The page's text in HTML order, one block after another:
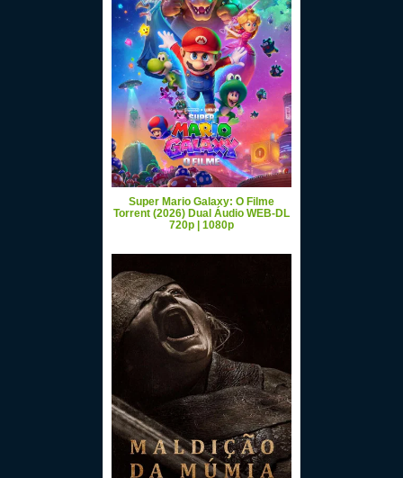
Super Mario Galaxy: O Filme
Torrent (2026) Dual Áudio WEB-DL
720p | 1080p